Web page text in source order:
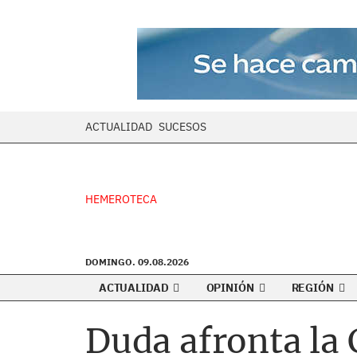
ACTUALIDAD SUCESOS
HEMEROTECA
DOMINGO. 09.08.2026
ACTUALIDAD OPINIÓN REGIÓN
Duda afronta la